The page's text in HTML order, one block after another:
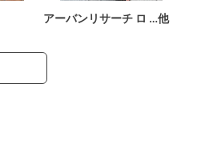
アーバンリサーチ ロ …他